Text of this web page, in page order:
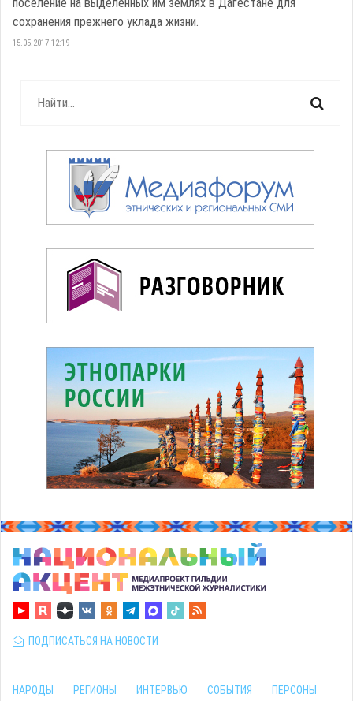
сохранения прежнего уклада жизни.
15.05.2017 12:19
ПОДПИСАТЬСЯ НА НОВОСТИ
НАРОДЫ РЕГИОНЫ ИНТЕРВЬЮ СОБЫТИЯ ПЕРСОНЫ